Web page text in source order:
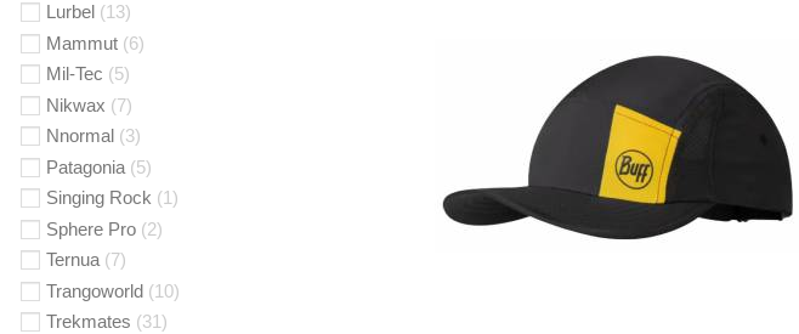
Lurbel
13
Mammut 6
Mil-Tec
5
Nikwax
7
Nnormal 3
Patagonia 5
Singing Rock
1
Sphere Pro 2
Ternua 7
Trangoworld
10
Trekmates
31